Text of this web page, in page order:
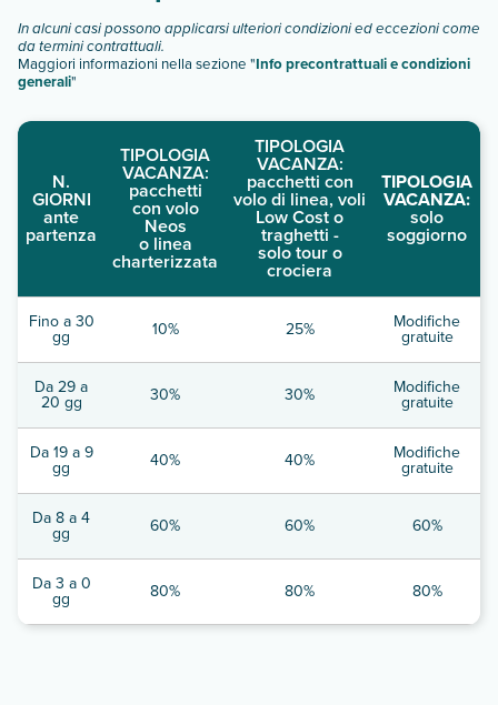
In alcuni casi possono applicarsi ulteriori condizioni ed eccezioni come
da termini contrattuali.
Maggiori informazioni nella sezione "Info precontrattuali e condizioni
generali"
N.
GIORNI
ante
partenza
TIPOLOGIA
VACANZA:
pacchetti
con volo
Neos
o linea
charterizzata
TIPOLOGIA
VACANZA:
pacchetti con
volo di linea, voli
Low Cost o
traghetti -
solo tour o
crociera
TIPOLOGIA
VACANZA:
solo
soggiorno
Fino a 30
gg 10% 25% Modifiche
gratuite
Da 29 a
20 gg 30% 30% Modifiche
gratuite
Da 19 a 9
gg 40% 40% Modifiche
gratuite
Da 8 a 4
gg 60% 60% 60%
Da 3 a 0
gg 80% 80% 80%